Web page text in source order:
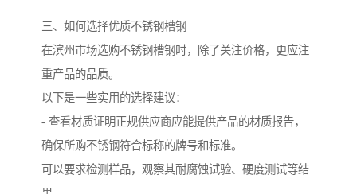
三、如何选择优质不锈钢槽钢
在滨州市场选购不锈钢槽钢时，除了关注价格，更应注
重产品的品质。
以下是一些实用的选择建议：
- 查看材质证明正规供应商应能提供产品的材质报告，
确保所购不锈钢符合标称的牌号和标准。
可以要求检测样品，观察其耐腐蚀试验、硬度测试等结